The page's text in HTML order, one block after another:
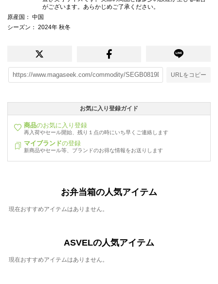
がございます。あらかじめご了承ください。
原産国 ： 中国
シーズン ： 2024年 秋冬
URLをコピー
お気に入り登録ガイド
商品のお気に入り登録
再入荷やセール開始、残り１点の時にいち早くご連絡します
マイブランドの登録
新商品やセール等、ブランドのお得な情報をお送りします
お弁当箱の人気アイテム
現在おすすめアイテムはありません。
ASVELの人気アイテム
現在おすすめアイテムはありません。